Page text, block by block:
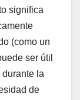
significa
(como un
ser útil
la
de